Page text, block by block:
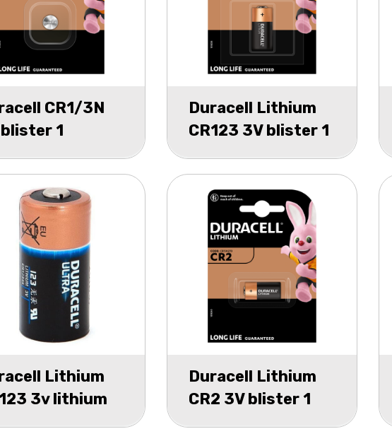
CR1/3N
1
Duracell Lithium
CR123 3V blister 1
Lithium
3v lithium
Duracell Lithium
CR2 3V blister 1